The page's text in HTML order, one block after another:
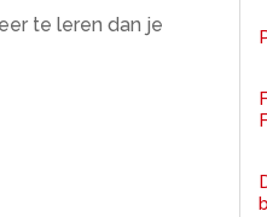
te leren dan je